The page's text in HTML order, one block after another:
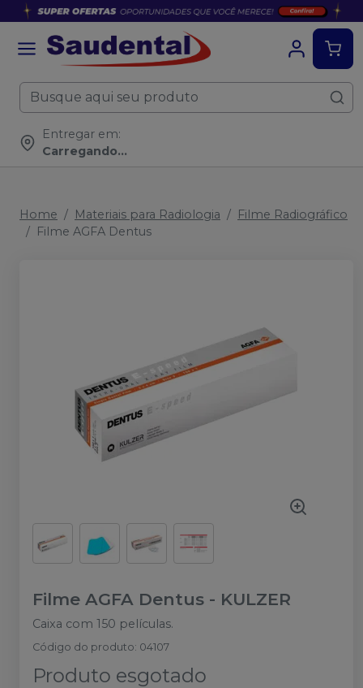
Entregar em:
Carregando...
Home Materiais para Radiologia
Filme Radiográfico
Filme AGFA Dentus
Filme AGFA Dentus - KULZER
Caixa com 150 películas.
Código do produto: 04107
Produto esgotado